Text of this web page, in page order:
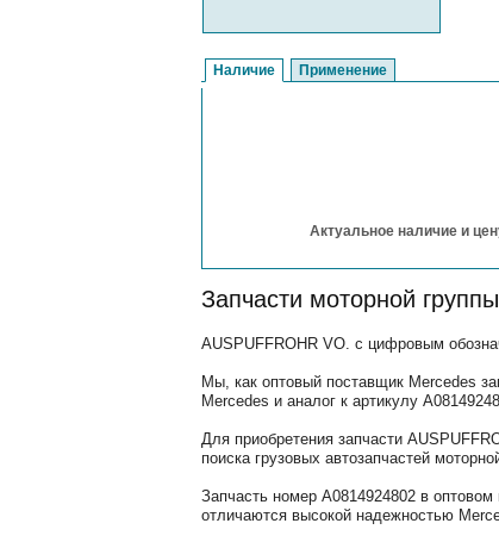
Наличие Применение
Актуальное наличие и
Запчасти моторной
AUSPUFFROHR VO. с цифровым
Мы, как оптовый поставщик Mercedes
Mercedes и аналог к артикулу
Для приобретения запчасти
поиска грузовых автозапчастей
Запчасть номер A0814924802 в
отличаются высокой надежностью